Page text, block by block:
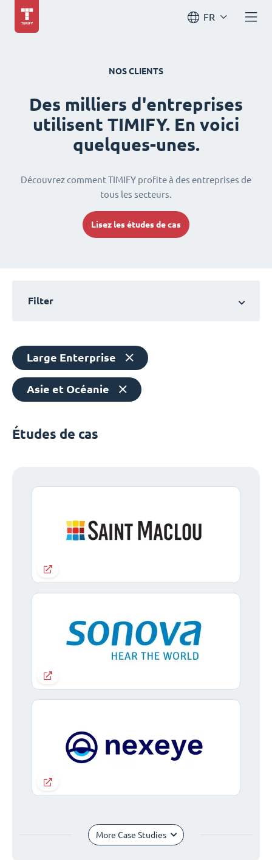
FR
NOS CLIENTS
Des milliers d'entreprises
utilisent TIMIFY. En voici
quelques-unes.
Découvrez comment TIMIFY profite à des entreprises de
tous les secteurs.
Lisez les études de cas
Filter
Large Enterprise
Asie et Océanie
Études de cas
More Case Studies